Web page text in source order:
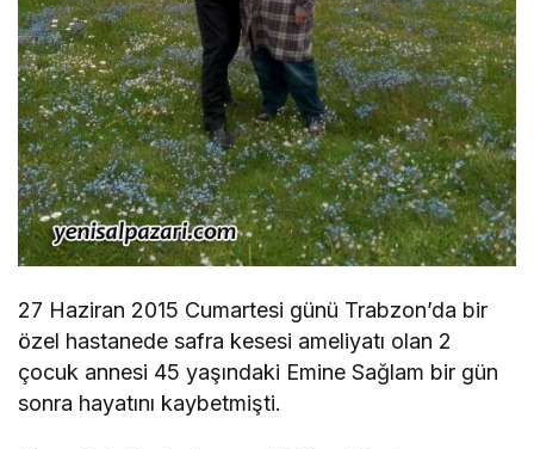
27 Haziran 2015 Cumartesi günü Trabzon’da bir
özel hastanede safra kesesi ameliyatı olan 2
çocuk annesi 45 yaşındaki Emine Sağlam bir gün
sonra hayatını kaybetmişti.